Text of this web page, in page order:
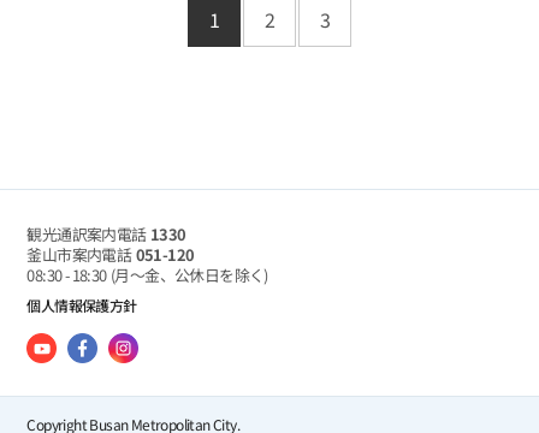
1 2 3
観光通訳案内電話 1330
釜山市案内電話051-120
08:30 - 18:30 (月～金、公休日を除く)
個人情報保護方針
Copyright Busan Metropolitan City.